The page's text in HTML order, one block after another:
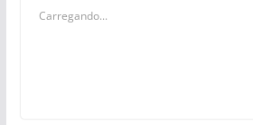
Carregando...